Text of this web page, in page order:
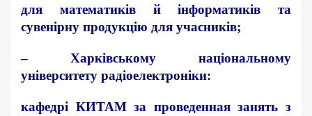
для математиків й інформатиків та
сувенірну продукцію для учасників;
– Харківському національному
університету радіоелектроніки:
кафедрі КИТАМ за проведенная занять з